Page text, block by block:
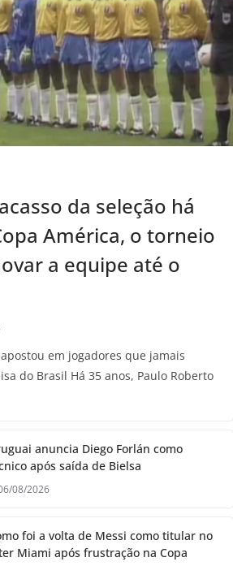
da seleção há
América, o torneio
a equipe até o
em jogadores que jamais
do Brasil Há 35 anos, Paulo Roberto
anuncia Diego Forlán como
após saída de Bielsa
08/2026
foi a volta de Messi como titular no
Miami após frustração na Copa